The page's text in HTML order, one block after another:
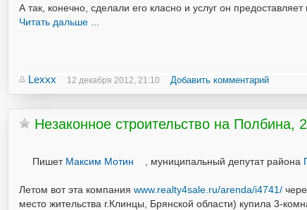
А так, конечно, сделали его класно и услуг он
Читать дальше ...
Lexxx 12 декабря 2012, 21:10 Добавить комментарий
Незаконное строительство на Полбина,
Пишет Максим Мотин , муниципальный депутат района
Летом вот эта компания www.realty4sale.ru/arenda/i4741/
место жительства г.Клинцы, Брянской области) купила 3-